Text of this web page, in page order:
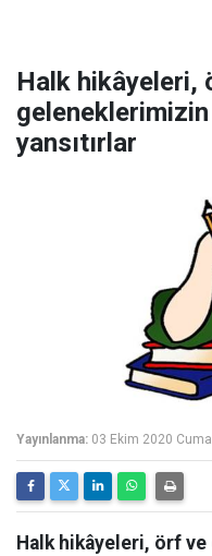
Halk hikâyeleri,
yansıtırlar
Yayınlanma: 03 Ekim 2020
Halk hikâyeleri, örf